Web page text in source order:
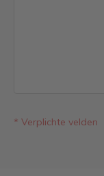
* Verplichte velden